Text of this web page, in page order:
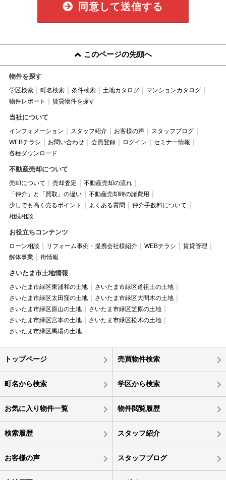
同意して送信する
このページの先頭へ
物件を探す
学区検索 町名検索 条件検索 土地カタログ
マンションカタログ
物件レポート
賃貸物件を探す
当社について
インフォメーション スタッフ紹介 お客様の声
スタッフブログ
WEBチラシ
お問い合わせ 会員登録 ログイン
セミナー情報
各種ダウンロード
不動産売却について
売却について 売却査定
不動産売却の流れ
「仲介」と「買取」の違い
不動産売却時の諸費用
少しでも高く売るポイント
よくある質問
仲介手数料について
相続相談
お役立ちコンテンツ
ローン相談 リフォーム事例・提携会社様紹介 WEBチラシ
賃貸管理
解体事業
街情報
さいたま市土地情報
さいたま市緑区東浦和の土地
さいたま市緑区道祖土の土地
さいたま市緑区太田窪の土地
さいたま市緑区大間木の土地
さいたま市緑区原山の土地
さいたま市緑区芝原の土地
さいたま市緑区宮本の土地
さいたま市緑区松木の土地
さいたま市緑区馬場の土地
トップページ 売買物件検索
町名から検索 学区から検索
お気に入り物件一覧 物件閲覧履歴
検索履歴 スタッフ紹介
お客様の声 スタッフブログ